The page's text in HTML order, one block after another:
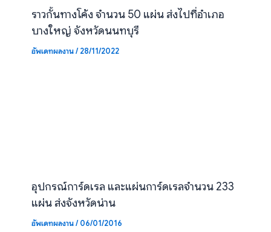
ราวกั้นทางโค้ง จำนวน 50 แผ่น ส่งไปที่อำเภอ
บางใหญ่ จังหวัดนนทบุรี
อัพเดทผลงาน/28/11/2022
อุปกรณ์การ์ดเรล และแผ่นการ์ดเรลจำนวน 233
แผ่น ส่งจังหวัดน่าน
อัพเดทผลงาน/06/01/2016